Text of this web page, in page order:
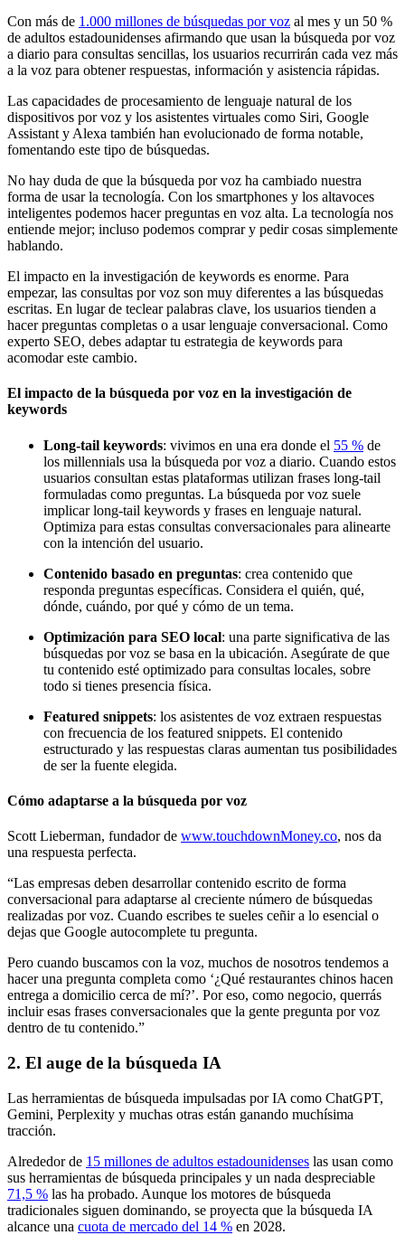
Con más de 1.000 millones de búsquedas por voz al mes y un 50 %
de adultos estadounidenses afirmando que usan la búsqueda por voz
a diario para consultas sencillas, los usuarios recurrirán cada vez más
a la voz para obtener respuestas, información y asistencia rápidas.
Las capacidades de procesamiento de lenguaje natural de los
dispositivos por voz y los asistentes virtuales como Siri, Google
Assistant y Alexa también han evolucionado de forma notable,
fomentando este tipo de búsquedas.
No hay duda de que la búsqueda por voz ha cambiado nuestra
forma de usar la tecnología. Con los smartphones y los altavoces
inteligentes podemos hacer preguntas en voz alta. La tecnología nos
entiende mejor; incluso podemos comprar y pedir cosas simplemente
hablando.
El impacto en la investigación de keywords es enorme. Para
empezar, las consultas por voz son muy diferentes a las búsquedas
escritas. En lugar de teclear palabras clave, los usuarios tienden a
hacer preguntas completas o a usar lenguaje conversacional. Como
experto SEO, debes adaptar tu estrategia de keywords para
acomodar este cambio.
El impacto de la búsqueda por voz en la investigación de
keywords
Long-tail keywords: vivimos en una era donde el 55 % de
los millennials usa la búsqueda por voz a diario. Cuando estos
usuarios consultan estas plataformas utilizan frases long-tail
formuladas como preguntas. La búsqueda por voz suele
implicar long-tail keywords y frases en lenguaje natural.
Optimiza para estas consultas conversacionales para alinearte
con la intención del usuario.
Contenido basado en preguntas: crea contenido que
responda preguntas específicas. Considera el quién, qué,
dónde, cuándo, por qué y cómo de un tema.
Optimización para SEO local: una parte significativa de las
búsquedas por voz se basa en la ubicación. Asegúrate de que
tu contenido esté optimizado para consultas locales, sobre
todo si tienes presencia física.
Featured snippets: los asistentes de voz extraen respuestas
con frecuencia de los featured snippets. El contenido
estructurado y las respuestas claras aumentan tus posibilidades
de ser la fuente elegida.
Cómo adaptarse a la búsqueda por voz
Scott Lieberman, fundador de www.touchdownMoney.co, nos da
una respuesta perfecta.
“Las empresas deben desarrollar contenido escrito de forma
conversacional para adaptarse al creciente número de búsquedas
realizadas por voz. Cuando escribes te sueles ceñir a lo esencial o
dejas que Google autocomplete tu pregunta.
Pero cuando buscamos con la voz, muchos de nosotros tendemos a
hacer una pregunta completa como ‘¿Qué restaurantes chinos hacen
entrega a domicilio cerca de mí?’. Por eso, como negocio, querrás
incluir esas frases conversacionales que la gente pregunta por voz
dentro de tu contenido.”
2. El auge de la búsqueda IA
Las herramientas de búsqueda impulsadas por IA como ChatGPT,
Gemini, Perplexity y muchas otras están ganando muchísima
tracción.
Alrededor de 15 millones de adultos estadounidenses las usan como
sus herramientas de búsqueda principales y un nada despreciable
71,5 % las ha probado. Aunque los motores de búsqueda
tradicionales siguen dominando, se proyecta que la búsqueda IA
alcance una cuota de mercado del 14 % en 2028.